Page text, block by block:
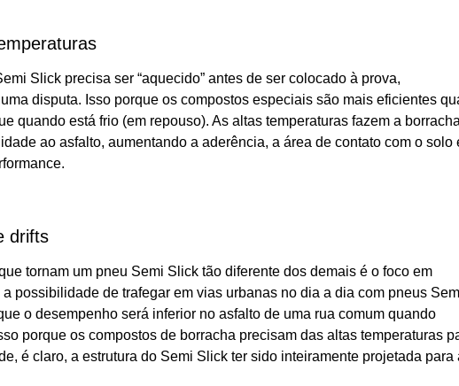
Slick precisa ser “aquecido” antes de ser colocado à prova,
disputa. Isso porque os compostos especiais são mais eficientes
quando está frio (em repouso). As altas temperaturas fazem a
ao asfalto, aumentando a aderência, a área de contato com o solo
drifts
tornam um pneu Semi Slick tão diferente dos demais é o foco em
possibilidade de trafegar em vias urbanas no dia a dia com pneus
o desempenho será inferior no asfalto de uma rua comum quando
porque os compostos de borracha precisam das altas temperaturas
é claro, a estrutura do Semi Slick ter sido inteiramente projetada para